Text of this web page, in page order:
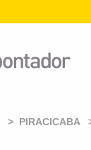
PIRACICABA